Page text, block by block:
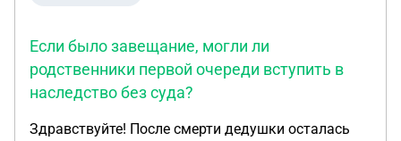
Если было завещание, могли ли
родственники первой очереди вступить в
наследство без суда?
Здравствуйте! После смерти дедушки осталась